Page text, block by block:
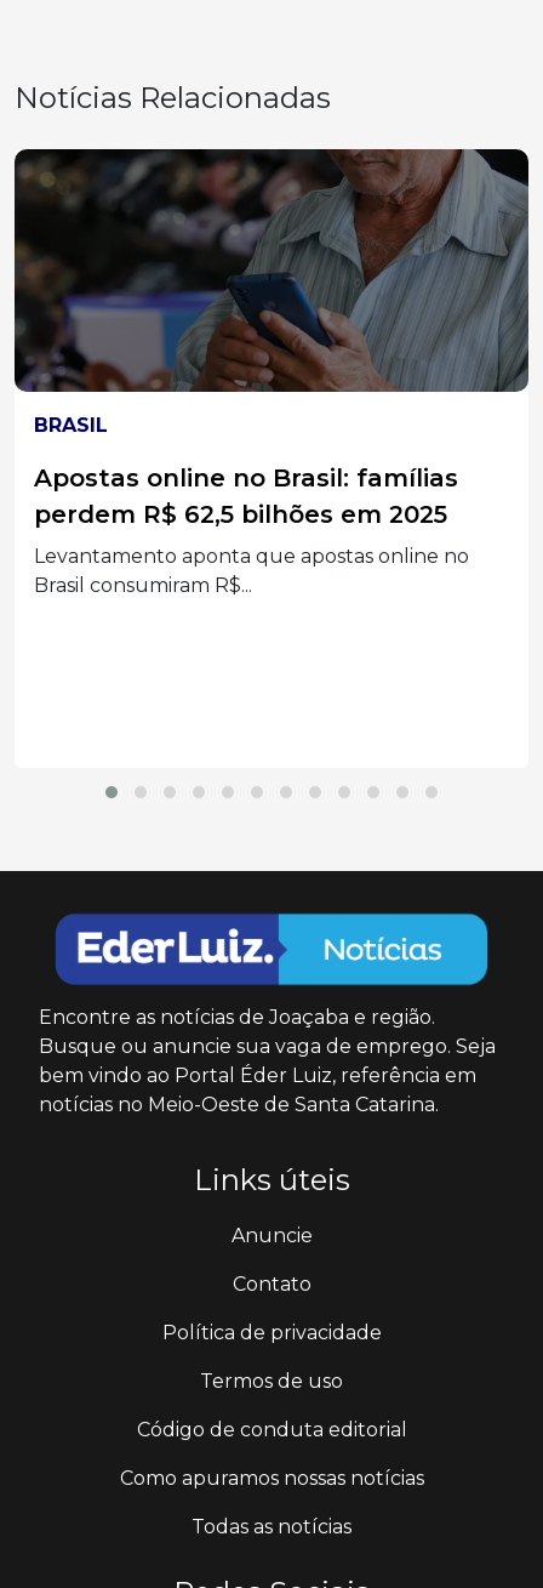
Notícias Relacionadas
LOTERIAS
Duas apostas de Santa Catarina
batem na trave e levam mais de R$
52 mil na Mega-Sena
Bilhetes simples registrados acertaram a quina
Encontre as notícias de Joaçaba e região.
Busque ou anuncie sua vaga de emprego. Seja
bem vindo ao Portal Éder Luiz, referência em
notícias no Meio-Oeste de Santa Catarina.
Links úteis
Anuncie
Contato
Política de privacidade
Termos de uso
Código de conduta editorial
Como apuramos nossas notícias
Todas as notícias